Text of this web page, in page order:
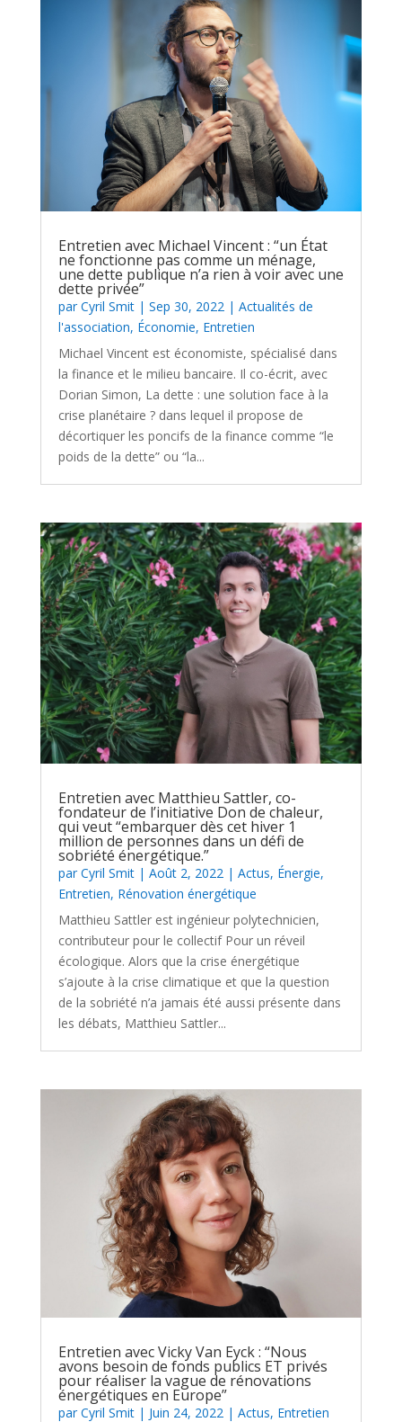
Entretien avec Michael Vincent : “un État
ne fonctionne pas comme un ménage,
une dette publique n’a rien à voir avec une
dette privée”
par Cyril Smit| Sep 30, 2022| Actualités de
l'association, Économie, Entretien
Michael Vincent est économiste, spécialisé dans
la finance et le milieu bancaire. Il co-écrit, avec
Dorian Simon, La dette : une solution face à la
crise planétaire ? dans lequel il propose de
décortiquer les poncifs de la finance comme “le
poids de la dette” ou “la...
Entretien avec Matthieu Sattler, co-
fondateur de l’initiative Don de chaleur,
qui veut “embarquer dès cet hiver 1
million de personnes dans un défi de
sobriété énergétique.”
par Cyril Smit| Août 2, 2022| Actus, Énergie,
Entretien, Rénovation énergétique
Matthieu Sattler est ingénieur polytechnicien,
contributeur pour le collectif Pour un réveil
écologique. Alors que la crise énergétique
s’ajoute à la crise climatique et que la question
de la sobriété n’a jamais été aussi présente dans
les débats, Matthieu Sattler...
Entretien avec Vicky Van Eyck : “Nous
avons besoin de fonds publics ET privés
pour réaliser la vague de rénovations
énergétiques en Europe”
par Cyril Smit| Juin 24, 2022| Actus, Entretien